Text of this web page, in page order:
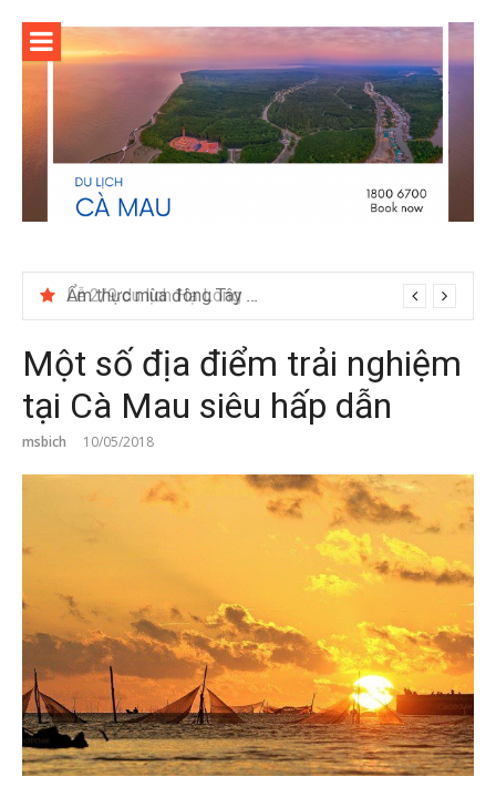
content
Một số địa điểm trải nghiệm
tại Cà Mau siêu hấp dẫn
msbich 10/05/2018